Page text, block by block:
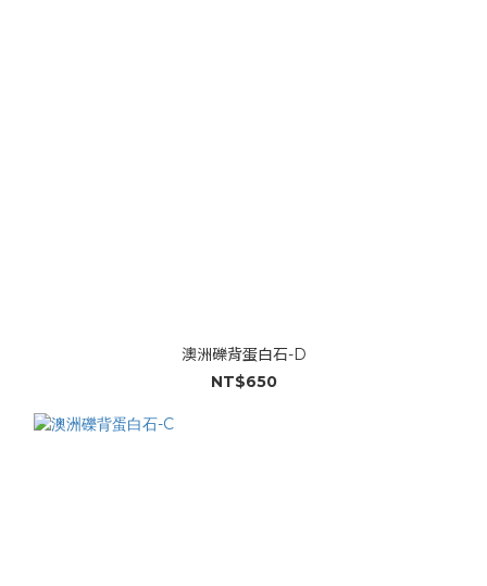
澳洲礫背蛋白石-D
NT$650